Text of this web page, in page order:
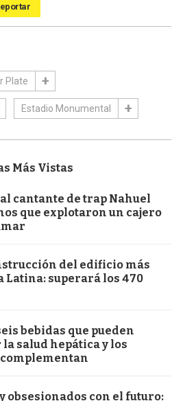
Plate
Estadio Monumental
Más Vistas
cantante de trap Nahuel
que explotaron un cajero
del edificio más
Latina: superará los 470
bebidas que pueden
salud hepática y los
obsesionados con el futuro: